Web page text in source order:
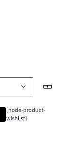
[node-product-
wishlist]